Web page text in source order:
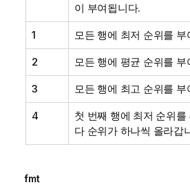
이 부여됩니다.
1 모든 행에 최저 순위를 부
2 모든 행에 평균 순위를 부
3 모든 행에 최고 순위를 부
4
첫 번째 행에 최저 순위
다 순위가 하나씩 올라갑
fmt